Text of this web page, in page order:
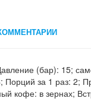
(бар): 15;
за 1 раз: 2;
кофе: в зернах;